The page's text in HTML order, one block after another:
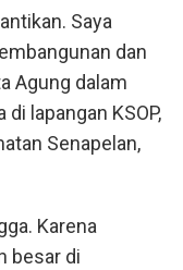
Saya
dan
Agung dalam
lapangan KSOP,
Senapelan,
Karena
besar di